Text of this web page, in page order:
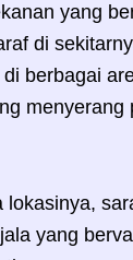
yang
di
berbagai
menyerang
lokasinya,
yang